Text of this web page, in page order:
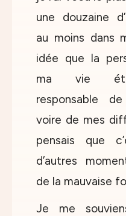
une douzaine
au moins dans
idée que la
ma vie
responsable
voire de mes
pensais que
d’autres
de la mauvaise
Je me